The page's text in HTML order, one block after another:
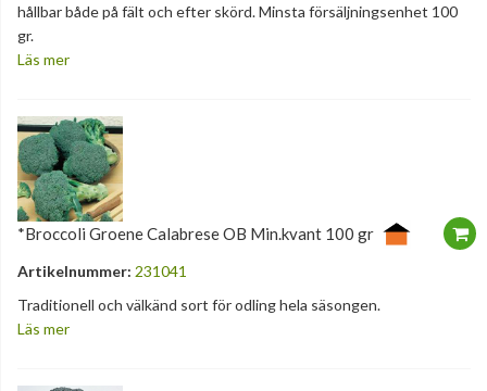
hållbar både på fält och efter skörd. Minsta försäljningsenhet 100
gr.
Läs mer
*Broccoli Groene Calabrese OB Min.kvant 100 gr
Artikelnummer: 231041
Traditionell och välkänd sort för odling hela säsongen.
Läs mer